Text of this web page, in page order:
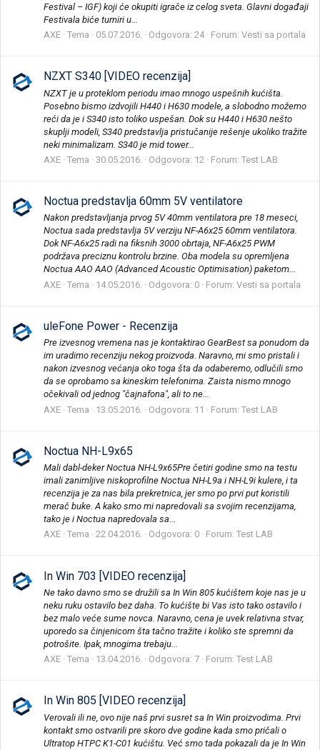
Festival – IGF) koji će okupiti igrače iz celog sveta. Glavni događaji
Festivala biće turniri u...
AXE Tema 05.07.2016. Odgovora: 24 Forum: Vesti sa portala
NZXT S340 [VIDEO recenzija]
NZXT je u proteklom periodu imao mnogo uspešnih kućišta.
Posebno bismo izdvojili H440 i H630 modele, a slobodno možemo
reći da je i S340 isto toliko uspešan. Dok su H440 i H630 nešto
skuplji modeli, S340 predstavlja pristučanije rešenje ukoliko tražite
neki minimalizam. S340 je mid tower...
AXE Tema 30.05.2016. Odgovora: 12 Forum: Test LAB
Noctua predstavlja 60mm 5V ventilatore
Nakon predstavljanja prvog 5V 40mm ventilatora pre 18 meseci,
Noctua sada predstavlja 5V verziju NF-A6x25 60mm ventilatora.
Dok NF-A6x25 radi na fiksnih 3000 obrtaja, NF-A6x25 PWM
podržava preciznu kontrolu brzine. Oba modela su opremljena
Noctua AAO AAO (Advanced Acoustic Optimisation) paketom...
AXE Tema 14.05.2016. Odgovora: 0 Forum: Vesti sa portala
uleFone Power - Recenzija
Pre izvesnog vremena nas je kontaktirao GearBest sa ponudom da
im uradimo recenziju nekog proizvoda. Naravno, mi smo pristali i
nakon izvesnog većanja oko toga šta da odaberemo, odlučili smo
da se oprobamo sa kineskim telefonima. Zaista nismo mnogo
očekivali od jednog "čajnafona", ali to ne...
AXE Tema 13.05.2016. Odgovora: 11 Forum: Test LAB
Noctua NH-L9x65
Mali dabl-deker Noctua NH-L9x65Pre četiri godine smo na testu
imali zanimljive niskoprofilne Noctua NH-L9a i NH-L9i kulere, i ta
recenzija je za nas bila prekretnica, jer smo po prvi put koristili
merač buke. A kako smo mi napredovali sa svojim recenzijama,
tako je i Noctua napredovala sa...
AXE Tema 22.04.2016. Odgovora: 0 Forum: Test LAB
In Win 703 [VIDEO recenzija]
Ne tako davno smo se družili sa In Win 805 kućištem koje nas je u
neku ruku ostavilo bez daha. To kućište bi Vas isto tako ostavilo i
bez malo veće sume novca. Naravno, cena je uvek relativna stvar,
uporedo sa činjenicom šta tačno tražite i koliko ste spremni da
potrošite. Ipak, mnogima trebaju...
AXE Tema 13.04.2016. Odgovora: 7 Forum: Test LAB
In Win 805 [VIDEO recenzija]
Verovali ili ne, ovo nije naš prvi susret sa In Win proizvodima. Prvi
kontakt smo ostvarili pre skoro dve godine kada smo pričali o
Ultratop HTPC K1-C01 kućištu. Već smo tada pokazali da je In Win